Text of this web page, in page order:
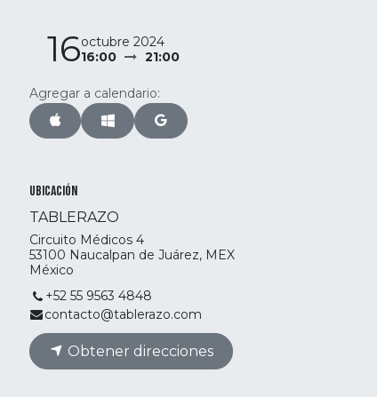
16octubre 2024
16:00
21:00
Agregar a calendario:
Ubicación
TABLERAZO
Circuito Médicos 4
53100 Naucalpan de Juárez, MEX
México
+52 55 9563 4848
contacto@tablerazo.com
Obtener direcciones